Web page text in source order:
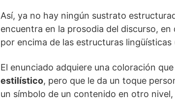
Así, ya no hay ningún sustrato
encuentra en la prosodia del discurso,
por encima de las estructuras
El enunciado adquiere una coloración
estilístico, pero que le da un toque
un símbolo de un contenido en otro